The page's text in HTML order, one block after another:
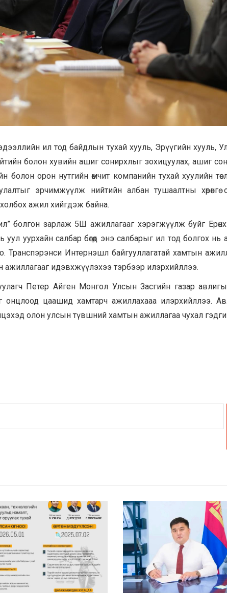
ил тод байдлын тухай хууль, Эрүүгийн хууль,
болон хувийн ашиг сонирхлыг зохицуулах, ашиг
болон орон нутгийн өмчит компанийн тухай хуулийн
эрчимжүүлж нийтийн албан тушаалтны хөрөнгө
ажил хийгдэж байна.
болгон зарлаж 5Ш ажиллагааг хэрэгжүүлж буйг
уурхайн салбар бөгөөд энэ салбарыг ил тод болгох нь
Транспэрэнси Интернэшл байгууллагатай хамтын
идэвхжүүлэхээ тэрбээр илэрхийллээ.
Петер Айген Монгол Улсын Засгийн газар
цаашид хамтарч ажиллахааа илэрхийллээ.
олон улсын түвшний хамтын ажиллагаа чухал